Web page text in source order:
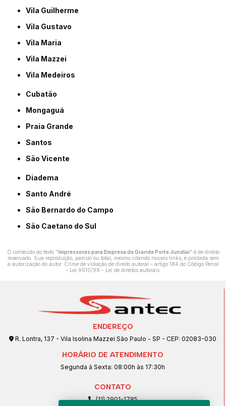
Vila Guilherme
Vila Gustavo
Vila Maria
Vila Mazzei
Vila Medeiros
Cubatão
Mongaguá
Praia Grande
Santos
São Vicente
Diadema
Santo André
São Bernardo do Campo
São Caetano do Sul
O conteúdo do texto "Impressoras para Empresa de Grande Porte Jundiaí" é de direito
reservado. Sua reprodução, parcial ou total, mesmo citando nossos links, é proibida sem
a autorização do autor. Crime de violação de direito autoral – artigo 184 do Código Penal
– Lei 9610/98 - Lei de direitos autorais.
ENDEREÇO
R. Lontra, 137 - Vila Isolina Mazzei São Paulo - SP - CEP: 02083-030
HORÁRIO DE ATENDIMENTO
Segunda à Sexta: 08:00h às 17:30h
CONTATO
(11) 2901-1785